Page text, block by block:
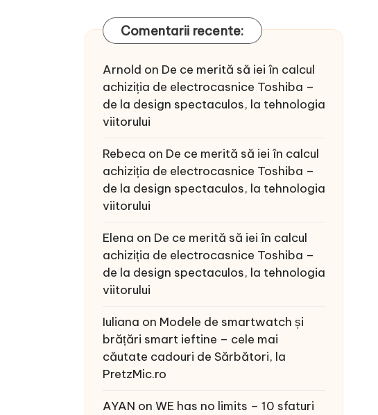
Comentarii recente:
Arnold on De ce merită să iei în calcul
achiziția de electrocasnice Toshiba –
de la design spectaculos, la tehnologia
viitorului
Rebeca on De ce merită să iei în calcul
achiziția de electrocasnice Toshiba –
de la design spectaculos, la tehnologia
viitorului
Elena on De ce merită să iei în calcul
achiziția de electrocasnice Toshiba –
de la design spectaculos, la tehnologia
viitorului
Iuliana on Modele de smartwatch și
brățări smart ieftine – cele mai
căutate cadouri de Sărbători, la
PretzMic.ro
AYAN on WE has no limits – 10 sfaturi